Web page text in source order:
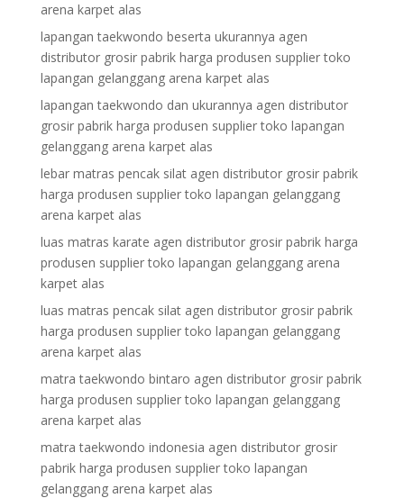
arena karpet alas
lapangan taekwondo beserta ukurannya agen
distributor grosir pabrik harga produsen supplier toko
lapangan gelanggang arena karpet alas
lapangan taekwondo dan ukurannya agen distributor
grosir pabrik harga produsen supplier toko lapangan
gelanggang arena karpet alas
lebar matras pencak silat agen distributor grosir pabrik
harga produsen supplier toko lapangan gelanggang
arena karpet alas
luas matras karate agen distributor grosir pabrik harga
produsen supplier toko lapangan gelanggang arena
karpet alas
luas matras pencak silat agen distributor grosir pabrik
harga produsen supplier toko lapangan gelanggang
arena karpet alas
matra taekwondo bintaro agen distributor grosir pabrik
harga produsen supplier toko lapangan gelanggang
arena karpet alas
matra taekwondo indonesia agen distributor grosir
pabrik harga produsen supplier toko lapangan
gelanggang arena karpet alas